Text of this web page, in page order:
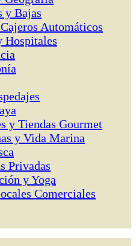
y Bajas
Automáticos
Hospitales
y Tiendas Gourmet
y Vida Marina
Privadas
y Yoga
Comerciales